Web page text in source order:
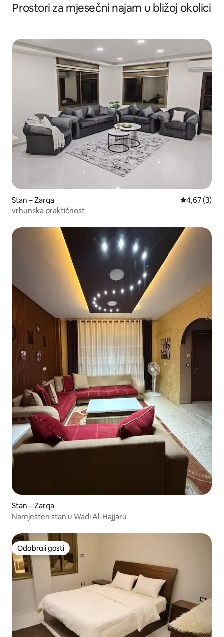
Prostori za mjesečni najam u bližoj okolici
Stan – Zarqa Prosječna
4,67 (3)
vrhunska praktičnost
Stan – Zarqa
Namješten stan u Wadi Al-Hajjaru
Odabrali gosti
Odabrali gosti